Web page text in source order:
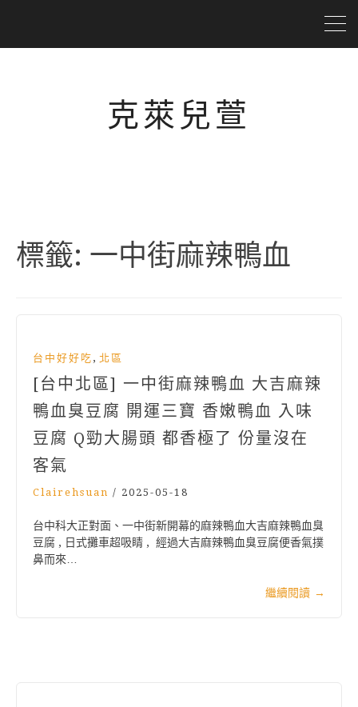
克萊兒萱
標籤: 一中街麻辣鴨血
台中好好吃 , 北區
[台中北區] 一中街麻辣鴨血 大吉麻辣
鴨血臭豆腐 開運三寶 香嫩鴨血 入味
豆腐 Q勁大腸頭 都香極了 份量沒在
客氣
Clairehsuan / 2025-05-18
台中科大正對面、一中街新開幕的麻辣鴨血大吉麻辣鴨血臭
豆腐 , 日式攤車超吸睛 , 經過大吉麻辣鴨血臭豆腐便香氣撲
鼻而來…
繼續閱讀 →